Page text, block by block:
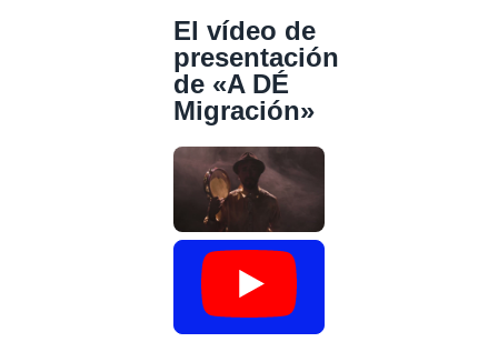
El vídeo de
presentación
de «A DÉ
Migración»